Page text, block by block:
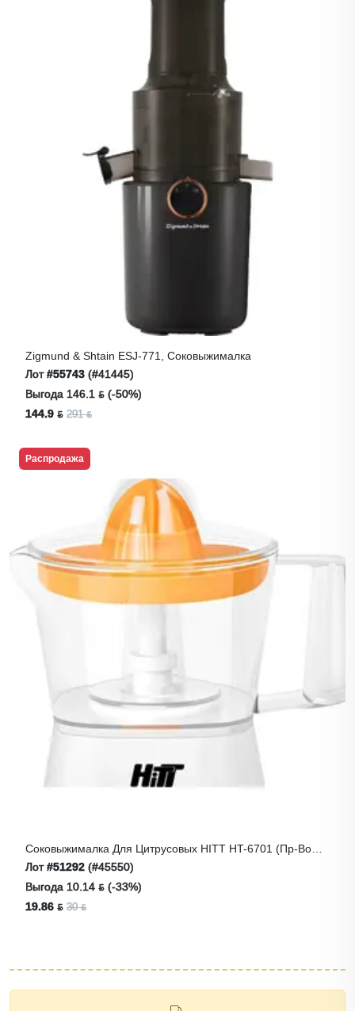
Zigmund & Shtain ESJ-771, Соковыжималка
Лот#55743 (#41445)
Выгода 146.1 ƃ (-50%)
144.9 ƃ 291 ƃ
Распродажа
Соковыжималка Для Цитрусовых HITT HT-6701 (пр-Во
Китай)
Лот#51292 (#45550)
Выгода 10.14 ƃ (-33%)
19.86 ƃ 30 ƃ